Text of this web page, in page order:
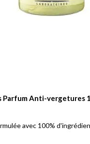
Parfum Anti-vergetures
avec 100%